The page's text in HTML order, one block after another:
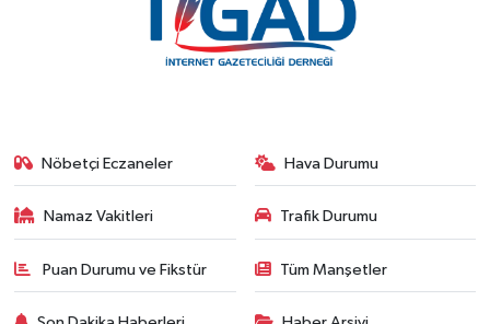
Nöbetçi Eczaneler Hava Durumu
Namaz Vakitleri Trafik Durumu
Puan Durumu ve Fikstür Tüm Manşetler